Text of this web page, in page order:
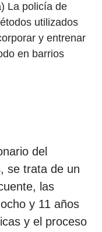
La policía de
utilizados
y entrenar
en barrios
del
se trata de un
las
y 11 años
y el proceso